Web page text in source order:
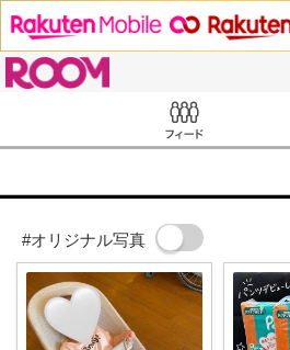
#オリジナル写真